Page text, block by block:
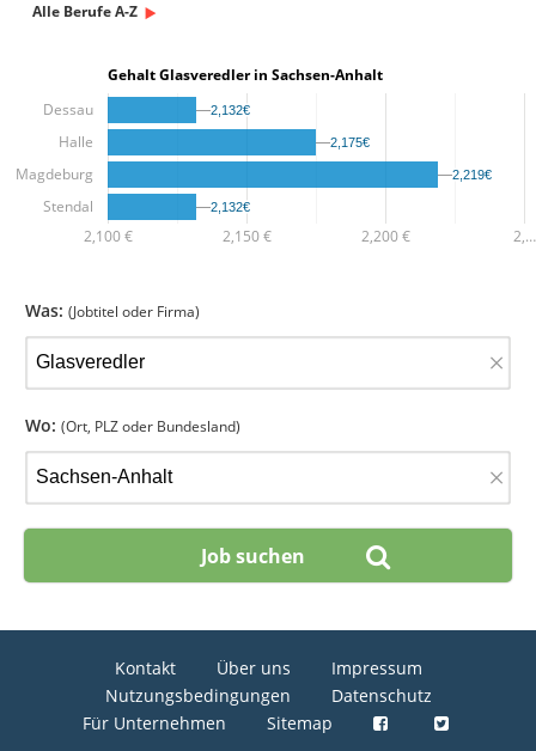
Alle Berufe A-Z
Gehalt Glasveredler in Sachsen-Anhalt
2,100 € 2,150 € 2,200 € 2,…
Dessau
Halle
Magdeburg
Stendal
2,132€
2,132€
2,175€
2,175€
2,219€
2,219€
2,132€
2,132€
Was: (Jobtitel oder Firma)
×
Wo: (Ort, PLZ oder Bundesland)
×
Kontakt Über uns
Impressum
Nutzungsbedingungen
Datenschutz
Für Unternehmen
Sitemap